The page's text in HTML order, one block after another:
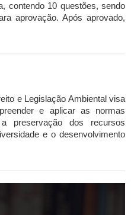
contendo 10 questões, sendo
aprovação. Após aprovado,
e Legislação Ambiental visa
e aplicar as normas
preservação dos recursos
e o desenvolvimento